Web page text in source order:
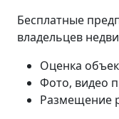
Бесплатные
владельцев
Оценка
Фото, видео
Размещение